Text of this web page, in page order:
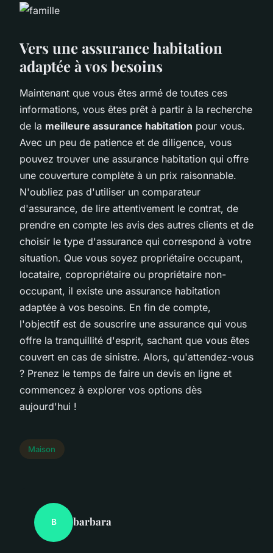
Vers une assurance habitation
adaptée à vos besoins
Maintenant que vous êtes armé de toutes ces
informations, vous êtes prêt à partir à la recherche
de la meilleure assurance habitation pour vous.
Avec un peu de patience et de diligence, vous
pouvez trouver une assurance habitation qui offre
une couverture complète à un prix raisonnable.
N'oubliez pas d'utiliser un comparateur
d'assurance, de lire attentivement le contrat, de
prendre en compte les avis des autres clients et de
choisir le type d'assurance qui correspond à votre
situation. Que vous soyez propriétaire occupant,
locataire, copropriétaire ou propriétaire non-
occupant, il existe une assurance habitation
adaptée à vos besoins. En fin de compte,
l'objectif est de souscrire une assurance qui vous
offre la tranquillité d'esprit, sachant que vous êtes
couvert en cas de sinistre. Alors, qu'attendez-vous
? Prenez le temps de faire un devis en ligne et
commencez à explorer vos options dès
aujourd'hui !
Maison
B barbara